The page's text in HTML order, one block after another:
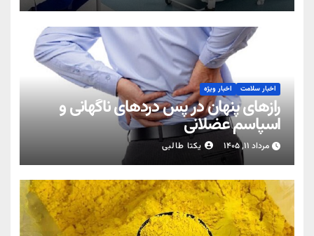
اخبار سلامت اخبار ویژه
رازهای پنهان در پس دردهای ناگهانی و
اسپاسم عضلانی
مرداد ۱۱, ۱۴۰۵ یکتا طالبی